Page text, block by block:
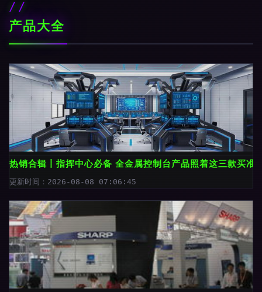
产品大全
热销合辑丨指挥中心必备 全金属控制台产品照着这三款买准
更新时间：2026-08-08 07:06:45